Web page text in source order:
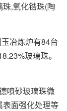
,氧化锆珠(陶
冶炼炉有84台
玻璃珠。
砂玻璃珠微
面强化处理等